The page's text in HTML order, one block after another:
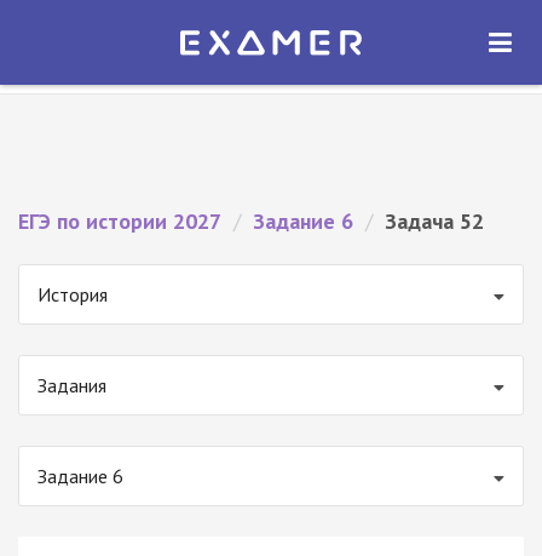
Экзамер — ЕГЭ 2027
ОТКРЫТЬ
ЕГЭ по истории 2027 / Задание 6 / Задача 52
История
Задания
Задание 6